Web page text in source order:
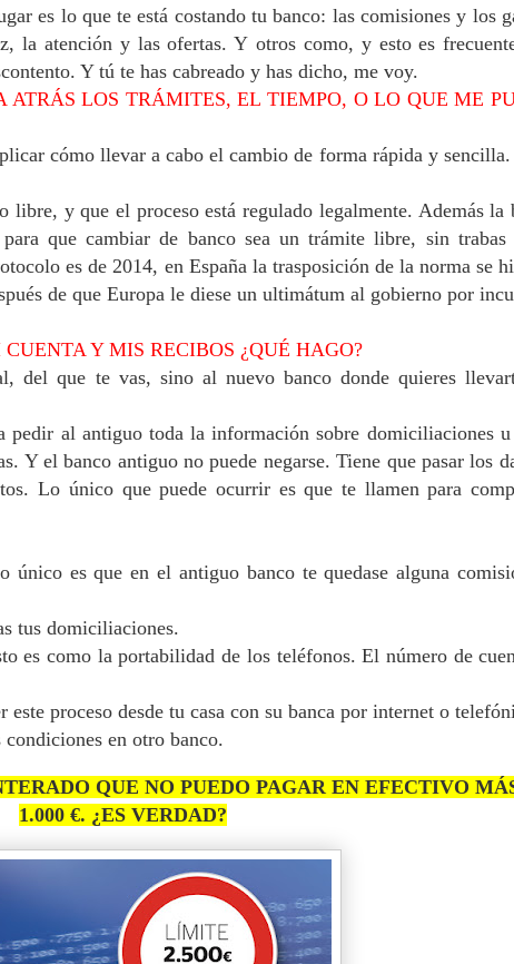
es lo que te está costando tu banco: las comisiones y los
la atención y las ofertas. Y otros como, y esto es
Y tú te has cabreado y has dicho, me voy.
ATRÁS LOS TRÁMITES, EL TIEMPO, O LO QUE ME
cómo llevar a cabo el cambio de forma rápida y
libre, y que el proceso está regulado legalmente. Además la
que cambiar de banco sea un trámite libre, sin
es de 2014, en España la trasposición de la norma se
de que Europa le diese un ultimátum al gobierno por
Y MIS RECIBOS ¿QUÉ HAGO?
del que te vas, sino al nuevo banco donde quieres
pedir al antiguo toda la información sobre domiciliaciones
Y el banco antiguo no puede negarse.Tiene que pasar los
Lo único que puede ocurrir es que te llamen para
es que en el antiguo banco te quedase alguna
tus domiciliaciones.
es como la portabilidad de los teléfonos. El número de
proceso desde tu casa con su banca por internet o
en otro banco.
QUE NO PUEDO PAGAR EN EFECTIVO
1.000 €. ¿ES VERDAD?